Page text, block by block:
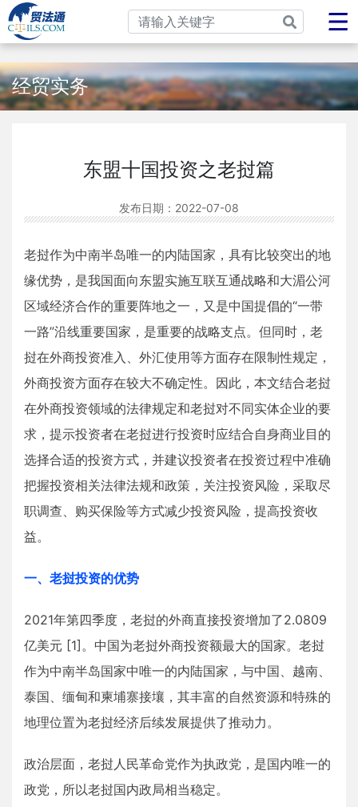
经贸实务
东盟十国投资之老挝篇
发布日期： 2022-07-08
老挝作为中南半岛唯一的内陆国家，具有比较突出的地
缘优势，是我国面向东盟实施互联互通战略和大湄公河
区域经济合作的重要阵地之一，又是中国提倡的“一带
一路”沿线重要国家，是重要的战略支点。但同时，老
挝在外商投资准入、外汇使用等方面存在限制性规定，
外商投资方面存在较大不确定性。因此，本文结合老挝
在外商投资领域的法律规定和老挝对不同实体企业的要
求，提示投资者在老挝进行投资时应结合自身商业目的
选择合适的投资方式，并建议投资者在投资过程中准确
把握投资相关法律法规和政策，关注投资风险，采取尽
职调查、购买保险等方式减少投资风险，提高投资收
益。
一、老挝投资的优势
2021年第四季度，老挝的外商直接投资增加了2.0809
亿美元 [1]。中国为老挝外商投资额最大的国家。老挝
作为中南半岛国家中唯一的内陆国家，与中国、越南、
泰国、缅甸和柬埔寨接壤，其丰富的自然资源和特殊的
地理位置为老挝经济后续发展提供了推动力。
政治层面，老挝人民革命党作为执政党，是国内唯一的
政党，所以老挝国内政局相当稳定。